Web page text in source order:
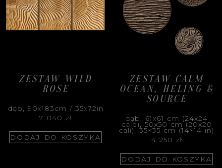
ZESTAW WILD
ROSE
dąb, 90x183cm / 35x72in
7 040 zł
DODAJ DO KOSZYKA
ZESTAW CALM
OCEAN, HELING &
SOURCE
dąb, 61x61 cm (24x24
cale), 50x50 cm (20x20
cali), 35×35 cm (14×14 in)
4 250 zł
DODAJ DO KOSZYKA